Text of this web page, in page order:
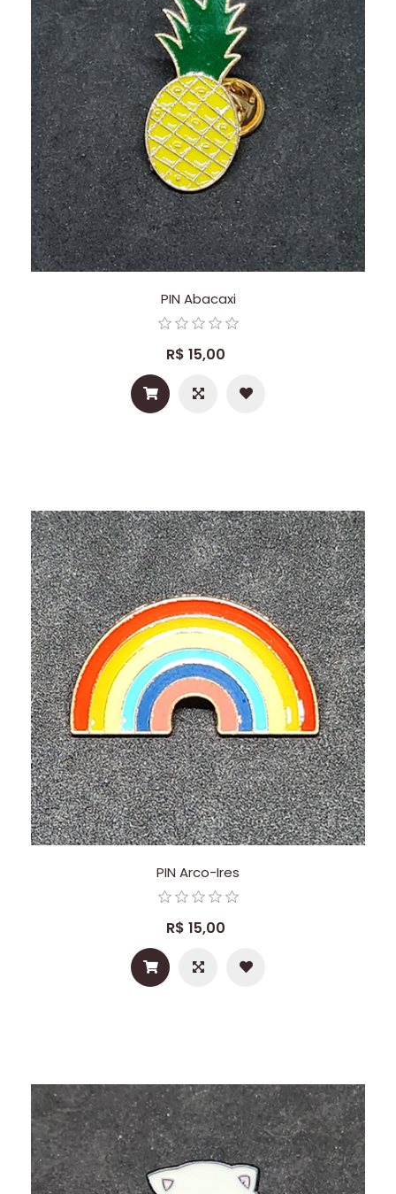
PIN Abacaxi
R$ 15,00
PIN Arco-Ires
R$ 15,00